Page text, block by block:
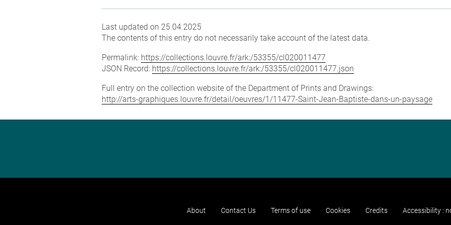
Last updated on 25.04.2025
The contents of this entry do not necessarily take account of the latest data.
Permalink: https://collections.louvre.fr/ark:/53355/cl020011477
JSON Record: https://collections.louvre.fr/ark:/53355/cl020011477.json
Full entry on the collection website of the Department of Prints and Drawings:
http://arts-graphiques.louvre.fr/detail/oeuvres/1/11477-Saint-Jean-Baptiste-dans-un-paysage
About Contact Us Terms of use Cookies Credits Accessibility :